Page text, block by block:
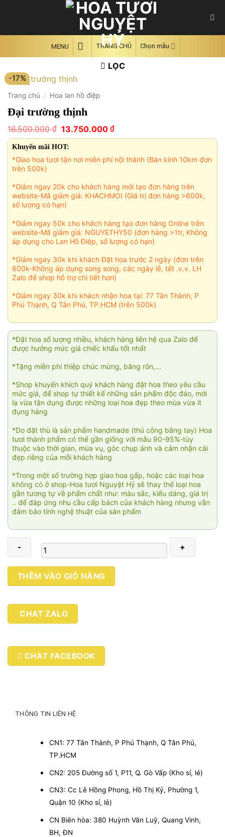
MENU TRANG CHỦ Chọn mẫu
LỌC
-17%
Trang chủ / Hoa lan hồ điệp
Đại trường thịnh
16.500.000₫ Giá
gốc
là:
16.500.000 ₫.
13.750.000 ₫Giá
hiện
13.750.000 ₫.
Khuyến mãi HOT:
*Giao hoa tươi tận nơi miễn phí nội thành (Bán kính 10km đơn
trên 500k)
*Giảm ngay 20k cho khách hàng mới tạo đơn hàng trên
website-Mã giảm giá: KHACHMOI (Giá trị đơn hàng >600k,
số lượng có hạn)
*Giảm ngay 50k cho khách hàng tạo đơn hàng Online trên
website-Mã giảm giá: NGUYETHY50 (đơn hàng >1tr, Không
áp dụng cho Lan Hồ Điệp, số lượng có hạn)
*Giảm ngay 30k khi khách Đặt hoa trước 2 ngày (đơn trên
600k-Không áp dụng song song, các ngày lễ, tết .v.v. LH
Zalo để shop hỗ trợ chi tiết hơn)
*Giảm ngay 30k khi khách nhận hoa tại: 77 Tân Thành, P
Phú Thạnh, Q Tân Phú, TP.HCM (trên 500k)
*Đặt hoa số lượng nhiều, khách hàng liên hệ qua Zalo để
được hưởng mức giá chiếc khấu tốt nhất
*Tặng miễn phí thiệp chúc mừng, băng rôn,...
*Shop khuyến khích quý khách hàng đặt hoa theo yêu cầu
mức giá, để shop tự thiết kế những sản phẩm độc đáo, mới
lạ vừa tận dụng được những loại hoa đẹp theo mùa vừa ít
đụng hàng
*Do đặt thù là sản phẩm handmade (thủ công bằng tay) Hoa
tươi thành phẩm có thể gần giống với mẫu 90-95%-tùy
thuộc vào thời gian, mùa vụ, góc chụp ảnh và cảm nhận cái
đẹp riêng của mỗi khách hàng
*Trong một số trường hợp giao hoa gấp, hoặc các loại hoa
không có ở shop-Hoa tươi Nguyệt Hỷ sẽ thay thế loại hoa
gần tương tự về phẩm chất như: màu sắc, kiểu dáng, giá trị
.. để đáp ứng nhu cầu cấp bách của khách hàng nhưng vẫn
đảm bảo tính nghệ thuật của sản phẩm
Đại
trường
số
lượng
THÊM VÀO GIỎ HÀNG
CHAT ZALO
CHAT FACEBOOK
THÔNG TIN LIÊN HỆ
CN1: 77 Tân Thành, P Phú Thạnh, Q Tân Phú,
TP.HCM
CN2: 205 Đường số 1, P11, Q. Gò Vấp (Kho sỉ, lẻ)
CN3: Cc Lê Hồng Phong, Hồ Thị Kỷ, Phường 1,
Quận 10 (Kho sỉ, lẻ)
CN Biên hòa: 380 Huỳnh Văn Luỹ, Quang Vinh,
BH, ĐN